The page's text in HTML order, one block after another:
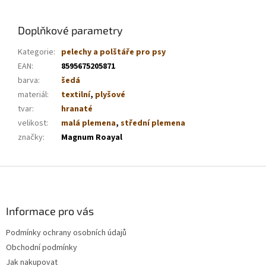
Doplňkové parametry
Kategorie: pelechy a polštáře pro psy
EAN:
8595675205871
barva:
šedá
materiál: textilní, plyšové
tvar:
hranaté
velikost: malá plemena, střední plemena
značky: Magnum Roayal
Informace pro vás
Podmínky ochrany osobních údajů
Obchodní podmínky
Jak nakupovat